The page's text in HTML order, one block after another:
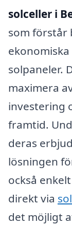
solceller i
som förstår
solpaneler.
maximera
investering
framtid.
deras
lösningen
också
direkt via
det möjligt